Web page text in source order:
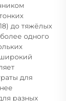
до тяжёлых
одного
для
разных